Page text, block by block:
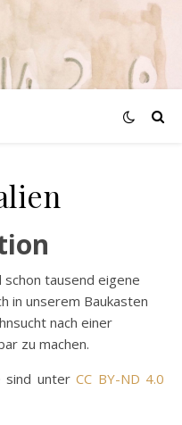
tausend eigene
in unserem Baukasten
nach einer
zu machen.
sind unterCC BY-ND 4.0